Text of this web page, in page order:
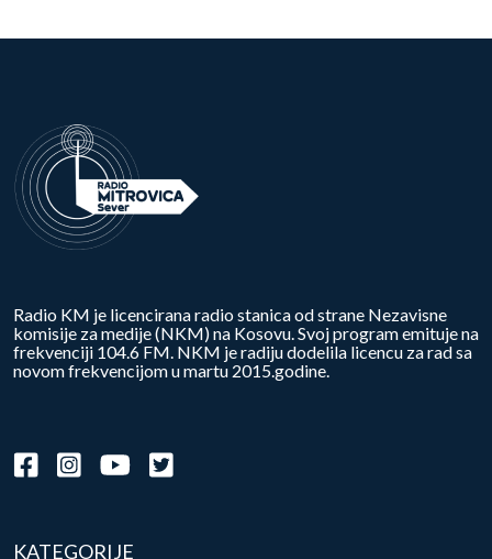
Radio KM je licencirana radio stanica od strane Nezavisne
komisije za medije (NKM) na Kosovu. Svoj program emituje na
frekvenciji 104.6 FM. NKM je radiju dodelila licencu za rad sa
novom frekvencijom u martu 2015.godine.
KATEGORIJE